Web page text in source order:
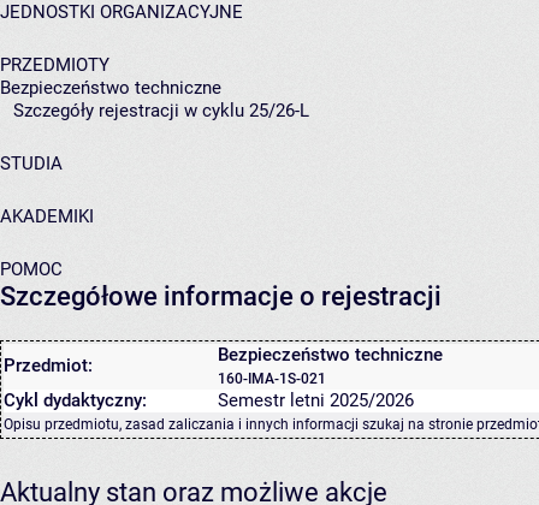
JEDNOSTKI ORGANIZACYJNE
PRZEDMIOTY
Bezpieczeństwo techniczne
Szczegóły rejestracji w cyklu 25/26-L
STUDIA
AKADEMIKI
POMOC
Szczegółowe informacje o rejestracji
Przedmiot: Bezpieczeństwo techniczne
160-IMA-1S-021
Cykl dydaktyczny: Semestr letni 2025/2026
Opisu przedmiotu, zasad zaliczania i innych informacji szukaj na stronie
Aktualny stan oraz możliwe akcje